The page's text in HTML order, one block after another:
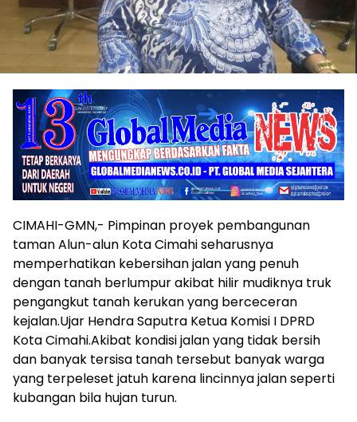
CIMAHI-GMN,- Pimpinan proyek pembangunan
taman Alun-alun Kota Cimahi seharusnya
memperhatikan kebersihan jalan yang penuh
dengan tanah berlumpur akibat hilir mudiknya truk
pengangkut tanah kerukan yang berceceran
kejalan.Ujar Hendra Saputra Ketua Komisi I DPRD
Kota Cimahi.Akibat kondisi jalan yang tidak bersih
dan banyak tersisa tanah tersebut banyak warga
yang terpeleset jatuh karena lincinnya jalan seperti
kubangan bila hujan turun.